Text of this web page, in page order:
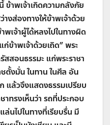
ข้าพเจ้าเกิดความกลังภัย
งส่องทางให้ข้าพเจ้าด้วย
พเจ้าผู้ได้หลงไปในทางผิด
ข้าพเจ้าด้วยเถิด”พระ
สอนธรรมะ แก่พระราชา
ตั้งมั่น ในทาน ในศีล อัน
แล้วจึงแสดงธรรมเปรียบ
าทรงเห็นว่า รถที่ประกอบ
นไปในทางที่เรียบรื่น มี